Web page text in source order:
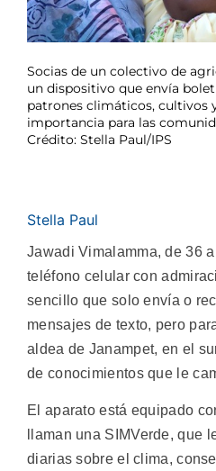
Socias de un colectivo de
un dispositivo que envía
patrones climáticos, cultivos
importancia para las
Crédito: Stella Paul/IPS
Stella Paul
Jawadi Vimalamma, de 36
teléfono celular con
sencillo que solo envía o
mensajes de texto, pero
aldea de Janampet, en el
de conocimientos que le
El aparato está equipado
llaman una SIMVerde, que
diarias sobre el clima,